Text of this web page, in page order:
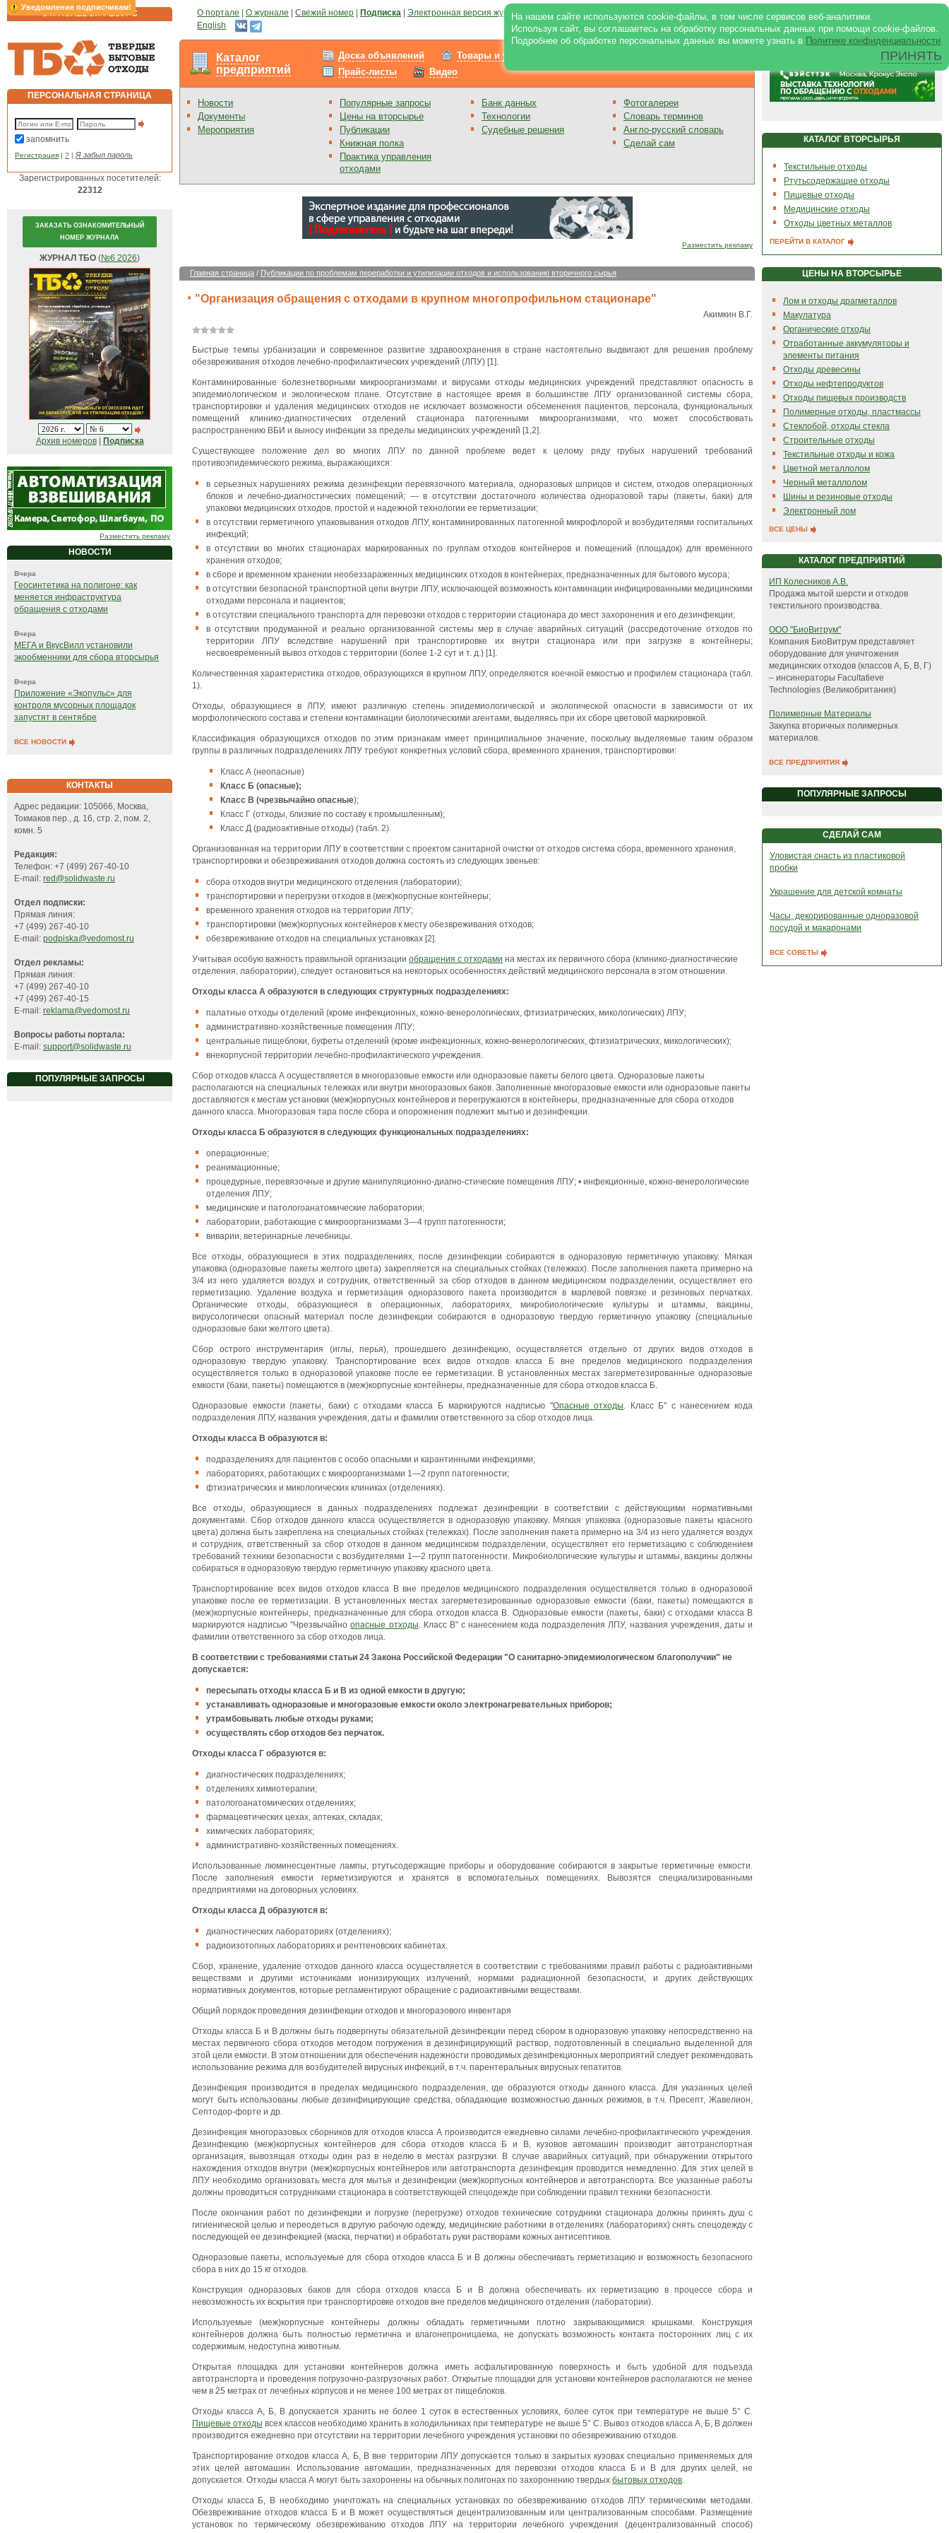
Уведомление подписчикам!
На нашем сайте используются cookie-файлы, в том числе сервисов веб-аналитики.
Используя сайт, вы соглашаетесь на обработку персональных данных при помощи cookie-файлов.
Подробнее об обработке персональных данных вы можете узнать в Политике конфиденциальности
ПРИНЯТЬ
ОТРАСЛЕВОЙ РЕСУРС О портале О журнале Свежий номер Подписка Электронная версия журнала |Отзывы|Реклама на портале|Реклама в журнале |
English
ПЕРСОНАЛЬНАЯ СТРАНИЦА
запомнить
Регистрация | ? | Я забыл пароль
Зарегистрированных посетителей:
22312
ЗАКАЗАТЬ ОЗНАКОМИТЕЛЬНЫЙ
НОМЕР ЖУРНАЛА
ЖУРНАЛ ТБО (№6 2026)
Архив номеров| Подписка
Разместить рекламу
НОВОСТИ
Вчера
Геосинтетика на полигоне: как
меняется инфраструктура
обращения с отходами
Вчера
МЕГА и ВкусВилл установили
экообменники для сбора вторсырья
Вчера
Приложение «Экопульс» для
контроля мусорных площадок
запустят в сентябре
ВСЕ НОВОСТИ
КОНТАКТЫ
Адрес редакции: 105066, Москва,
Токмаков пер., д. 16, стр. 2, пом. 2,
комн. 5
Редакция:
Телефон: +7 (499) 267-40-10
E-mail: red@solidwaste.ru
Отдел подписки:
Прямая линия:
+7 (499) 267-40-10
E-mail: podpiska@vedomost.ru
Отдел рекламы:
Прямая линия:
+7 (499) 267-40-10
+7 (499) 267-40-15
E-mail: reklama@vedomost.ru
Вопросы работы портала:
E-mail: support@solidwaste.ru
ПОПУЛЯРНЫЕ ЗАПРОСЫ
Каталог
предприятий
Доска объявлений Товары и услуги
Прайс-листы
Видео
Новости
Документы
Мероприятия
Популярные запросы
Цены на вторсырье
Публикации
Книжная полка
Практика управления
отходами
Банк данных
Технологии
Судебные решения
Фотогалереи
Словарь терминов
Англо-русский словарь
Сделай сам
Разместить рекламу
Главная страница / Публикации по проблемам переработки и утилизации отходов и использованию вторичного сырья
"Организация обращения с отходами в крупном многопрофильном стационаре"
Акимкин В.Г.
Быстрые темпы урбанизации и современное развитие здравоохранения в стране настоятельно выдвигают для решения проблему
обезвреживания отходов лечебно-профилактических учреждений (ЛПУ) [1].
Контаминированные болезнетворными микроорганизмами и вирусами отходы медицинских учреждений представляют опасность в
эпидемиологическом и экологическом плане. Отсутствие в настоящее время в большинстве ЛПУ организованной системы сбора,
транспортировки и удаления медицинских отходов не исключает возможности обсеменения пациентов, персонала, функциональных
помещений клинико-диагностических отделений стационара патогенными микроорганизмами, что может способствовать
распространению ВБИ и выносу инфекции за пределы медицинских учреждений [1,2].
Существующее положение дел во многих ЛПУ по данной проблеме ведет к целому ряду грубых нарушений требований
противоэпидемического режима, выражающихся:
в серьезных нарушениях режима дезинфекции перевязочного материала, одноразовых шприцов и систем, отходов операционных
блоков и лечебно-диагностических помещений; — в отсутствии достаточного количества одноразовой тары (пакеты, баки) для
упаковки медицинских отходов, простой и надежной технологии ее герметизации;
в отсутствии герметичного упаковывания отходов ЛПУ, контаминированных патогенной микрофлорой и возбудителями госпитальных
инфекций;
в отсутствии во многих стационарах маркированных по группам отходов контейнеров и помещений (площадок) для временного
хранения отходов;
в сборе и временном хранении необеззараженных медицинских отходов в контейнерах, предназначенных для бытового мусора;
в отсутствии безопасной транспортной цепи внутри ЛПУ, исключающей возможность контаминации инфицированными медицинскими
отходами персонала и пациентов;
в отсутствии специального транспорта для перевозки отходов с территории стационара до мест захоронения и его дезинфекции;
в отсутствии продуманной и реально организованной системы мер в случае аварийных ситуаций (рассредоточение отходов по
территории ЛПУ вследствие нарушений при транспортировке их внутри стационара или при загрузке в контейнеры;
несвоевременный вывоз отходов с территории (более 1-2 сут и т. д.) [1].
Количественная характеристика отходов, образующихся в крупном ЛПУ, определяются коечной емкостью и профилем стационара (табл.
1).
Отходы, образующиеся в ЛПУ, имеют различную степень эпидемиологической и экологической опасности в зависимости от их
морфологического состава и степени контаминации биологическими агентами, выделяясь при их сборе цветовой маркировкой.
Классификация образующихся отходов по этим признакам имеет принципиальное значение, поскольку выделяемые таким образом
группы в различных подразделениях ЛПУ требуют конкретных условий сбора, временного хранения, транспортировки:
Класс А (неопасные)
Класс Б (опасные);
Класс В (чрезвычайно опасные);
Класс Г (отходы, близкие по составу к промышленным);
Класс Д (радиоактивные отходы) (табл. 2).
Организованная на территории ЛПУ в соответствии с проектом санитарной очистки от отходов система сбора, временного хранения,
транспортировки и обезвреживания отходов должна состоять из следующих звеньев:
сбора отходов внутри медицинского отделения (лаборатории);
транспортировки и перегрузки отходов в (меж)корпусные контейнеры;
временного хранения отходов на территории ЛПУ;
транспортировки (меж)корпусных контейнеров к месту обезвреживания отходов;
обезвреживание отходов на специальных установках [2].
Учитывая особую важность правильной организации обращения с отходами на местах их первичного сбора (клинико-диагностические
отделения, лаборатории), следует остановиться на некоторых особенностях действий медицинского персонала в этом отношении.
Отходы класса А образуются в следующих структурных подразделениях:
палатные отходы отделений (кроме инфекционных, кожно-венерологических, фтизиатрических, микологических) ЛПУ;
административно-хозяйственные помещения ЛПУ;
центральные пищеблоки, буфеты отделений (кроме инфекционных, кожно-венерологических, фтизиатрических, микологических);
внекорпусной территории лечебно-профилактического учреждения.
Сбор отходов класса А осуществляется в многоразовые емкости или одноразовые пакеты белого цвета. Одноразовые пакеты
располагаются на специальных тележках или внутри многоразовых баков. Заполненные многоразовые емкости или одноразовые пакеты
доставляются к местам установки (меж)корпусных контейнеров и перегружаются в контейнеры, предназначенные для сбора отходов
данного класса. Многоразовая тара после сбора и опорожнения подлежит мытью и дезинфекции.
Отходы класса Б образуются в следующих функциональных подразделениях:
операционные;
реанимационные;
процедурные, перевязочные и другие манипуляционно-диагно-стические помещения ЛПУ; • инфекционные, кожно-венерологические
отделения ЛПУ;
медицинские и патологоанатомические лаборатории;
лаборатории, работающие с микроорганизмами 3—4 групп патогенности;
виварии, ветеринарные лечебницы.
Все отходы, образующиеся в этих подразделениях, после дезинфекции собираются в одноразовую герметичную упаковку. Мягкая
упаковка (одноразовые пакеты желтого цвета) закрепляется на специальных стойках (тележках). После заполнения пакета примерно на
3/4 из него удаляется воздух и сотрудник, ответственный за сбор отходов в данном медицинском подразделении, осуществляет его
герметизацию. Удаление воздуха и герметизация одноразового пакета производится в марлевой повязке и резиновых перчатках.
Органические отходы, образующиеся в операционных, лабораториях, микробиологические культуры и штаммы, вакцины,
вирусологически опасный материал после дезинфекции собираются в одноразовую твердую герметичную упаковку (специальные
одноразовые баки желтого цвета).
Сбор острого инструментария (иглы, перья), прошедшего дезинфекцию, осуществляется отдельно от других видов отходов в
одноразовую твердую упаковку. Транспортирование всех видов отходов класса Б вне пределов медицинского подразделения
осуществляется только в одноразовой упаковке после ее герметизации. В установленных местах загерметезированные одноразовые
емкости (баки, пакеты) помещаются в (меж)корпусные контейнеры, предназначенные для сбора отходов класса Б.
Одноразовые емкости (пакеты, баки) с отходами класса Б маркируются надписью "Опасные отходы. Класс Б" с нанесением кода
подразделения ЛПУ, названия учреждения, даты и фамилии ответственного за сбор отходов лица.
Отходы класса В образуются в:
подразделениях для пациентов с особо опасными и карантинными инфекциями;
лабораториях, работающих с микроорганизмами 1—2 групп патогенности;
фтизиатрических и микологических клиниках (отделениях).
Все отходы, образующиеся в данных подразделениях подлежат дезинфекции в соответствии с действующими нормативными
документами. Сбор отходов данного класса осуществляется в одноразовую упаковку. Мягкая упаковка (одноразовые пакеты красного
цвета) должна быть закреплена на специальных стойках (тележках). После заполнения пакета примерно на 3/4 из него удаляется воздух
и сотрудник, ответственный за сбор отходов в данном медицинском подразделении, осуществляет его герметизацию с соблюдением
требований техники безопасности с возбудителями 1—2 групп патогенности. Микробиологические культуры и штаммы, вакцины должны
собираться в одноразовую твердую герметичную упаковку красного цвета.
Транспортирование всех видов отходов класса В вне пределов медицинского подразделения осуществляется только в одноразовой
упаковке после ее герметизации. В установленных местах загерметезированные одноразовые емкости (баки, пакеты) помещаются в
(меж)корпусные контейнеры, предназначенные для сбора отходов класса В. Одноразовые емкости (пакеты, баки) с отходами класса В
маркируются надписью "Чрезвычайноопасные отходы. Класс В" с нанесением кода подразделения ЛПУ, названия учреждения, даты и
фамилии ответственного за сбор отходов лица.
В соответствии с требованиями статьи 24 Закона Российской Федерации "О санитарно-эпидемиологическом благополучии" не
допускается:
пересыпать отходы класса Б и В из одной емкости в другую;
устанавливать одноразовые и многоразовые емкости около электронагревательных приборов;
утрамбовывать любые отходы руками;
осуществлять сбор отходов без перчаток.
Отходы класса Г образуются в:
диагностических подразделениях;
отделениях химиотерапии;
патологоанатомических отделениях;
фармацевтических цехах, аптеках, складах;
химических лабораториях;
административно-хозяйственных помещениях.
Использованные люминесцентные лампы, ртутьсодержащие приборы и оборудование собираются в закрытые герметичные емкости.
После заполнения емкости герметизируются и хранятся в вспомогательных помещениях. Вывозятся специализированными
предприятиями на договорных условиях.
Отходы класса Д образуются в:
диагностических лабораториях (отделениях);
радиоизотопных лабораториях и рентгеновских кабинетах.
Сбор, хранение, удаление отходов данного класса осуществляется в соответствии с требованиями правил работы с радиоактивными
веществами и другими источниками ионизирующих излучений, нормами радиационной безопасности, и других действующих
нормативных документов, которые регламентируют обращение с радиоактивными веществами.
Общий порядок проведения дезинфекции отходов и многоразового инвентаря
Отходы класса Б и В должны быть подвергнуты обязательной дезинфекции перед сбором в одноразовую упаковку непосредственно на
местах первичного сбора отходов методом погружения в дезинфицирующий раствор, подготовленный в специально выделенной для
этой цели емкости. В этом отношении для обеспечения надежности проводимых дезинфекционных мероприятий следует рекомендовать
использование режима для возбудителей вирусных инфекций, в т.ч. парентеральных вирусных гепатитов.
Дезинфекция производится в пределах медицинского подразделения, где образуются отходы данного класса. Для указанных целей
могут быть использованы любые дезинфицирующие средства, обладающие возможностью данных режимов, в т.ч. Пресепт, Жавелион,
Септодор-форте и др.
Дезинфекция многоразовых сборников для отходов класса А производится ежедневно силами лечебно-профилактического учреждения.
Дезинфекцию (меж)корпусных контейнеров для сбора отходов класса Б и В, кузовов автомашин производит автотранспортная
организация, вывозящая отходы один раз в неделю в местах разгрузки. В случае аварийных ситуаций, при обнаружении открытого
нахождения отходов внутри (меж)корпусных контейнеров или автотранспорта дезинфекция проводится немедленно. Для этих целей в
ЛПУ необходимо организовать места для мытья и дезинфекции (меж)корпусных контейнеров и автотранспорта. Все указанные работы
должны проводиться сотрудниками стационара в соответствующей спецодежде при соблюдении правил техники безопасности.
После окончания работ по дезинфекции и погрузке (перегрузке) отходов технические сотрудники стационара должны принять душ с
гигиенической целью и переодеться в другую рабочую одежду, медицинские работники в отделениях (лабораториях) снять спецодежду с
последующей ее дезинфекцией (маска, перчатки) и обработать руки растворами кожных антисептиков.
Одноразовые пакеты, используемые для сбора отходов класса Б и В должны обеспечивать герметизацию и возможность безопасного
сбора в них до 15 кг отходов.
Конструкция одноразовых баков для сбора отходов класса Б и В должна обеспечивать их герметизацию в процессе сбора и
невозможность их вскрытия при транспортировке отходов вне пределов медицинского отделения (лаборатории).
Используемые (меж)корпусные контейнеры должны обладать герметичными плотно закрывающимися крышками. Конструкция
контейнеров должна быть полностью герметична и влагонепроницаема, не допускать возможность контакта посторонних лиц с их
содержимым, недоступна животным.
Открытая площадка для установки контейнеров должна иметь асфальтированную поверхность и быть удобной для подъезда
автотранспорта и проведения погрузочно-разгрузочных работ. Открытые площадки для установки контейнеров располагаются не менее
чем в 25 метрах от лечебных корпусов и не менее 100 метрах от пищеблоков.
Отходы класса А, Б, В допускается хранить не более 1 суток в естественных условиях, более суток при температуре не выше 5° С.
Пищевые отходы всех классов необходимо хранить в холодильниках при температуре не выше 5° С. Вывоз отходов класса А, Б, В должен
производится ежедневно при отсутствии на территории лечебного учреждения установки по обезвреживанию отходов.
Транспортирование отходов класса А, Б, В вне территории ЛПУ допускается только в закрытых кузовах специально применяемых для
этих целей автомашин. Использование автомашин, предназначенных для перевозки отходов класса Б и В для других целей, не
допускается. Отходы класса А могут быть захоронены на обычных полигонах по захоронению твердых бытовых отходов.
Отходы класса Б, В необходимо уничтожать на специальных установках по обезвреживанию отходов ЛПУ термическими методами.
Обезвреживание отходов класса Б и В может осуществляться децентрализованным или централизованным способами. Размещение
установок по термическому обезвреживанию отходов ЛПУ на территории лечебного учреждения (децентрализованный способ)
КАТАЛОГ ВТОРСЫРЬЯ
Текстильные отходы
Ртутьсодержащие отходы
Пищевые отходы
Медицинские отходы
Отходы цветных металлов
ПЕРЕЙТИ В КАТАЛОГ
ЦЕНЫ НА ВТОРСЫРЬЕ
Лом и отходы драгметаллов
Макулатура
Органические отходы
Отработанные аккумуляторы и
элементы питания
Отходы древесины
Отходы нефтепродуктов
Отходы пищевых производств
Полимерные отходы, пластмассы
Стеклобой, отходы стекла
Строительные отходы
Текстильные отходы и кожа
Цветной металлолом
Черный металлолом
Шины и резиновые отходы
Электронный лом
ВСЕ ЦЕНЫ
КАТАЛОГ ПРЕДПРИЯТИЙ
ИП Колесников А.В.
Продажа мытой шерсти и отходов
текстильного производства.
ООО "БиоВитрум"
Компания БиоВитрум представляет
оборудование для уничтожения
медицинских отходов (классов А, Б, В, Г)
– инсинераторы Facultatieve
Technologies (Великобритания)
Полимерные Материалы
Закупка вторичных полимерных
материалов.
ВСЕ ПРЕДПРИЯТИЯ
ПОПУЛЯРНЫЕ ЗАПРОСЫ
СДЕЛАЙ САМ
Уловистая снасть из пластиковой
пробки
Украшение для детской комнаты
Часы, декорированные одноразовой
посудой и макаронами
ВСЕ СОВЕТЫ